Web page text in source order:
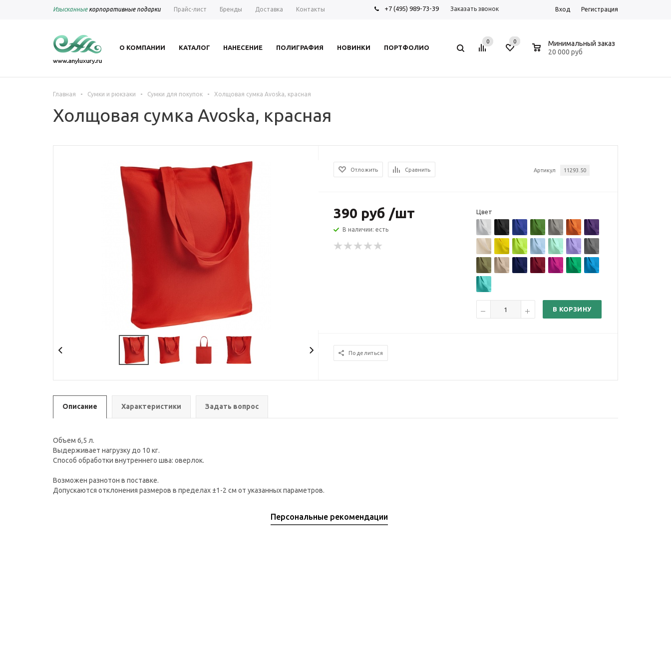
Изысканныекорпоративные подарки Прайс-лист Бренды Доставка Контакты +7 (495) 989-73-39 Заказать звонок Вход Регистрация
О КОМПАНИИ КАТАЛОГ НАНЕСЕНИЕ ПОЛИГРАФИЯ НОВИНКИ ПОРТФОЛИО
0 0
Минимальный заказ
20 000 руб
Главная - Сумки и рюкзаки - Сумки для покупок - Холщовая сумка Avoska, красная
Холщовая сумка Avoska, красная
Артикул 11293.50
Отложить Сравнить
390 руб /шт
В наличии: есть
Цвет
В КОРЗИНУ
Поделиться
Описание Характеристики Задать вопрос
Объем 6,5 л.
Выдерживает нагрузку до 10 кг.
Способ обработки внутреннего шва: оверлок.
Возможен разнотон в поставке.
Допускаются отклонения размеров в пределах ±1-2 см от указанных параметров.
Персональные рекомендации